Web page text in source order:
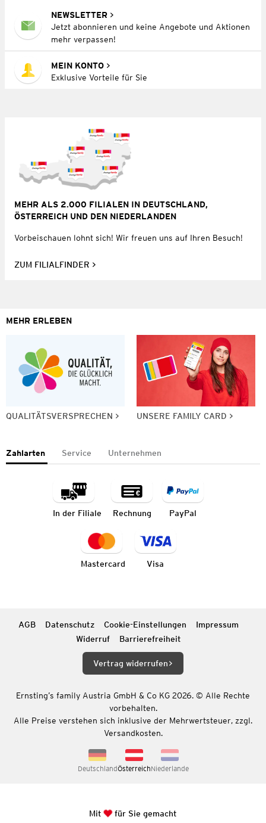
NEWSLETTER
Jetzt abonnieren und keine Angebote und Aktionen
mehr verpassen!
MEIN KONTO
Exklusive Vorteile für Sie
MEHR ALS 2.000 FILIALEN IN DEUTSCHLAND,
ÖSTERREICH UND DEN NIEDERLANDEN
Vorbeischauen lohnt sich! Wir freuen uns auf Ihren Besuch!
ZUM FILIALFINDER
MEHR ERLEBEN
QUALITÄTSVERSPRECHEN UNSERE FAMILY CARD
Zahlarten Service Unternehmen
In der Filiale Rechnung PayPal
Mastercard Visa
AGB Datenschutz Cookie-Einstellungen
Impressum
Widerruf
Barrierefreiheit
Vertrag widerrufen
Ernsting’s family Austria GmbH & Co KG 2026. © Alle Rechte
vorbehalten.
Alle Preise verstehen sich inklusive der Mehrwertsteuer, zzgl.
Versandkosten.
DeutschlandÖsterreichNiederlande
Mit für Sie gemacht